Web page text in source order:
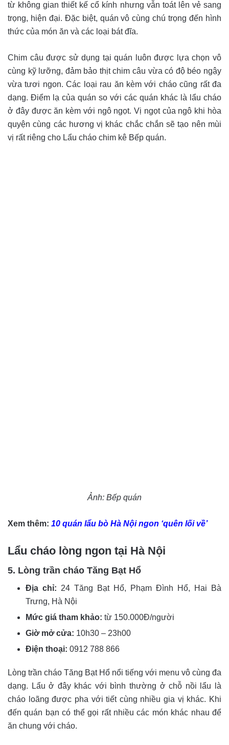
từ không gian thiết kế cổ kính nhưng vẫn toát lên vẻ sang
trọng, hiện đại. Đặc biệt, quán vô cùng chú trọng đến hình
thức của món ăn và các loại bát đĩa.
Chim câu được sử dụng tại quán luôn được lựa chọn vô
cùng kỹ lưỡng, đảm bảo thịt chim câu vừa có độ béo ngậy
vừa tươi ngon. Các loại rau ăn kèm với cháo cũng rất đa
dạng. Điểm lạ của quán so với các quán khác là lẩu cháo
ở đây được ăn kèm với ngô ngọt. Vị ngọt của ngô khi hòa
quyện cùng các hương vị khác chắc chắn sẽ tạo nên mùi
vị rất riêng cho Lẩu cháo chim kê Bếp quán.
Ảnh: Bếp quán
Xem thêm: 10 quán lẩu bò Hà Nội ngon ‘quên lối về’
Lẩu cháo lòng ngon tại Hà Nội
5. Lòng trần cháo Tăng Bạt Hổ
Địa chỉ: 24 Tăng Bạt Hổ, Phạm Đình Hổ, Hai Bà
Trưng, Hà Nội
Mức giá tham khảo: từ 150.000Đ/người
Giờ mở cửa: 10h30 – 23h00
Điện thoại: 0912 788 866
Lòng trần cháo Tăng Bạt Hổ nổi tiếng với menu vô cùng đa
dạng. Lẩu ở đây khác với bình thường ở chỗ nồi lẩu là
cháo loãng được pha với tiết cùng nhiều gia vị khác. Khi
đến quán bạn có thể gọi rất nhiều các món khác nhau để
ăn chung với cháo.